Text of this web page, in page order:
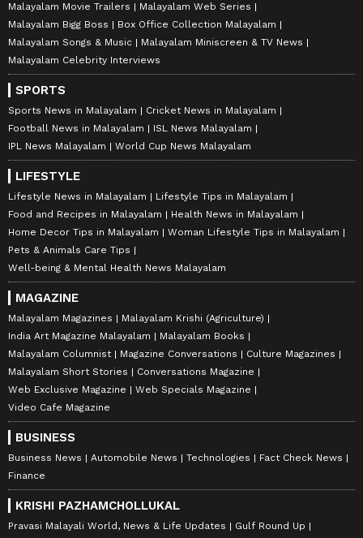
Malayalam Movie Trailers
Malayalam Web Series
Malayalam Bigg Boss
Box Office Collection Malayalam
Malayalam Songs & Music
Malayalam Miniscreen & TV News
Malayalam Celebrity Interviews
SPORTS
Sports News in Malayalam
Cricket News in Malayalam
Football News in Malayalam
ISL News Malayalam
IPL News Malayalam
World Cup News Malayalam
LIFESTYLE
Lifestyle News in Malayalam
Lifestyle Tips in Malayalam
Food and Recipes in Malayalam
Health News in Malayalam
Home Decor Tips in Malayalam
Woman Lifestyle Tips in Malayalam
Pets & Animals Care Tips
Well-being & Mental Health News Malayalam
MAGAZINE
Malayalam Magazines
Malayalam Krishi (Agriculture)
India Art Magazine Malayalam
Malayalam Books
Malayalam Columnist
Magazine Conversations
Culture Magazines
Malayalam Short Stories
Conversations Magazine
Web Exclusive Magazine
Web Specials Magazine
Video Cafe Magazine
BUSINESS
Business News Automobile News Technologies
Fact Check News
Finance
KRISHI PAZHAMCHOLLUKAL
Pravasi Malayali World, News & Life Updates Gulf Round Up